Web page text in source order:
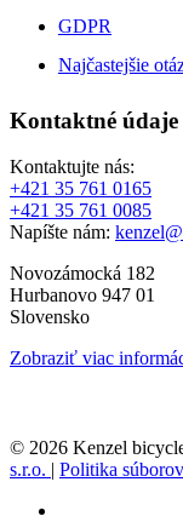
GDPR
Najčastejšie
Kontaktné údaje
Kontaktujte nás:
+421 35 761 0165
+421 35 761 0085
Napíšte nám:
Novozámocká 182
Hurbanovo 947 01
Slovensko
Zobraziť viac
© 2026 Kenzel
s.r.o. | Politika